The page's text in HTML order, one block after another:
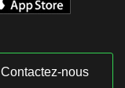
Contactez-nous